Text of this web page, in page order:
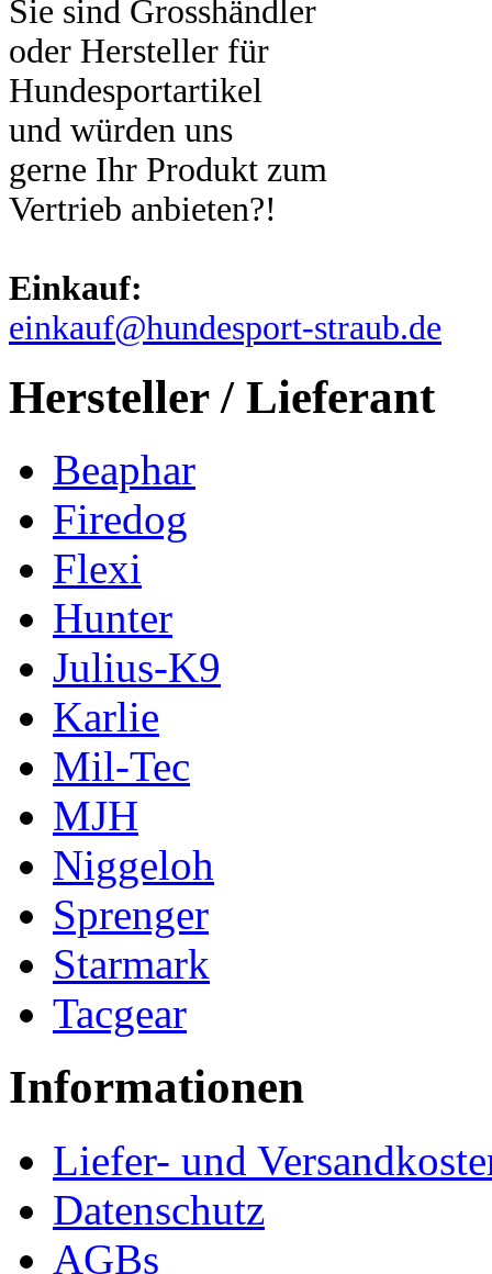
Sie sind Grosshändler
oder Hersteller für
Hundesportartikel
und würden uns
gerne Ihr Produkt zum
Vertrieb anbieten?!
Einkauf:
einkauf@hundesport-straub.de
Hersteller / Lieferant
Beaphar
Firedog
Flexi
Hunter
Julius-K9
Karlie
Mil-Tec
MJH
Niggeloh
Sprenger
Starmark
Tacgear
Informationen
Liefer- und
Datenschutz
AGBs